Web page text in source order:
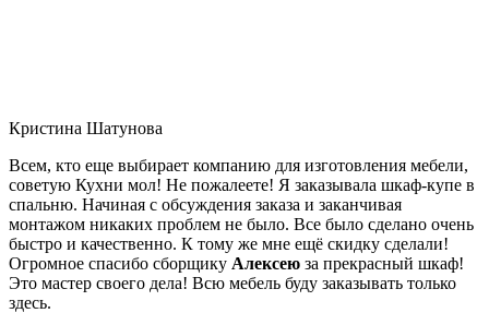
Кристина Шатунова
Всем, кто еще выбирает компанию для изготовления мебели,
советую Кухни мол! Не пожалеете! Я заказывала шкаф-купе в
спальню. Начиная с обсуждения заказа и заканчивая
монтажом никаких проблем не было. Все было сделано очень
быстро и качественно. К тому же мне ещё скидку сделали!
Огромное спасибо сборщику Алексею за прекрасный шкаф!
Это мастер своего дела! Всю мебель буду заказывать только
здесь.